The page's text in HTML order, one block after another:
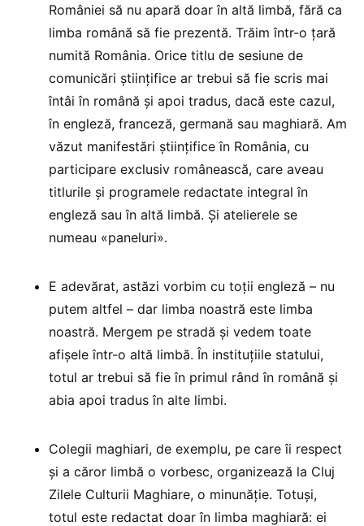
României să nu apară doar în altă limbă, fără ca
limba română să fie prezentă. Trăim într-o țară
numită România. Orice titlu de sesiune de
comunicări științifice ar trebui să fie scris mai
întâi în română și apoi tradus, dacă este cazul,
în engleză, franceză, germană sau maghiară. Am
văzut manifestări științifice în România, cu
participare exclusiv românească, care aveau
titlurile și programele redactate integral în
engleză sau în altă limbă. Și atelierele se
numeau «paneluri».
E adevărat, astăzi vorbim cu toții engleză – nu
putem altfel – dar limba noastră este limba
noastră. Mergem pe stradă și vedem toate
afișele într-o altă limbă. În instituțiile statului,
totul ar trebui să fie în primul rând în română și
abia apoi tradus în alte limbi.
Colegii maghiari, de exemplu, pe care îi respect
și a căror limbă o vorbesc, organizează la Cluj
Zilele Culturii Maghiare, o minunăție. Totuși,
totul este redactat doar în limba maghiară: ei